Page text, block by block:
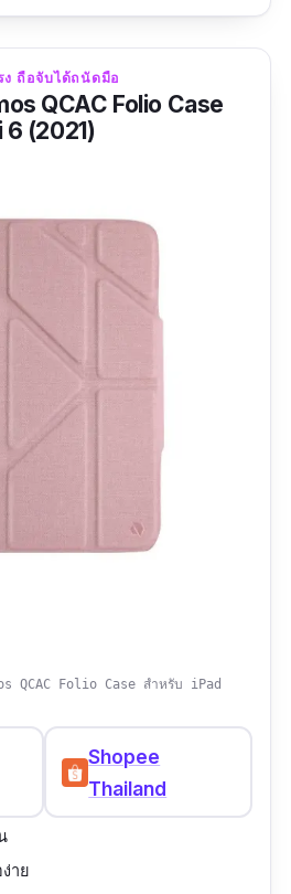
วยป้องกันความมันและรอย
ตจากหนัง PU คุณภาพสูง
Sleep ด้านในเป็น
ปกหน้า และกันกระแทกอีก
โลยี Air guard ในทุกมุม
ล้ว จะไม่ดันฟิล์มและกระจก
กนี้ เคส Origami รุ่นนี้ยัง
ตั้งและแนวนอน มีที่ใส่ปากกา
สบายให้แก่คุณ
น้าจอ 9.7, 10.5, 10.2, 10.9
งร้านจัดส่งไวค่ะ สั่งไปผิด
ห้เปลี่ยนได้อย่างรวดเร็ว
วย มีคุณภาพมากๆ ตรงปกทุก
น่าจะช่วยกันงอได้ดีมากเลย
ถือจับได้ถนัดมือ
QCAC Folio Case
6 (2021)
QCAC Folio Case สำหรับ iPad
Shopee
Thailand
าย